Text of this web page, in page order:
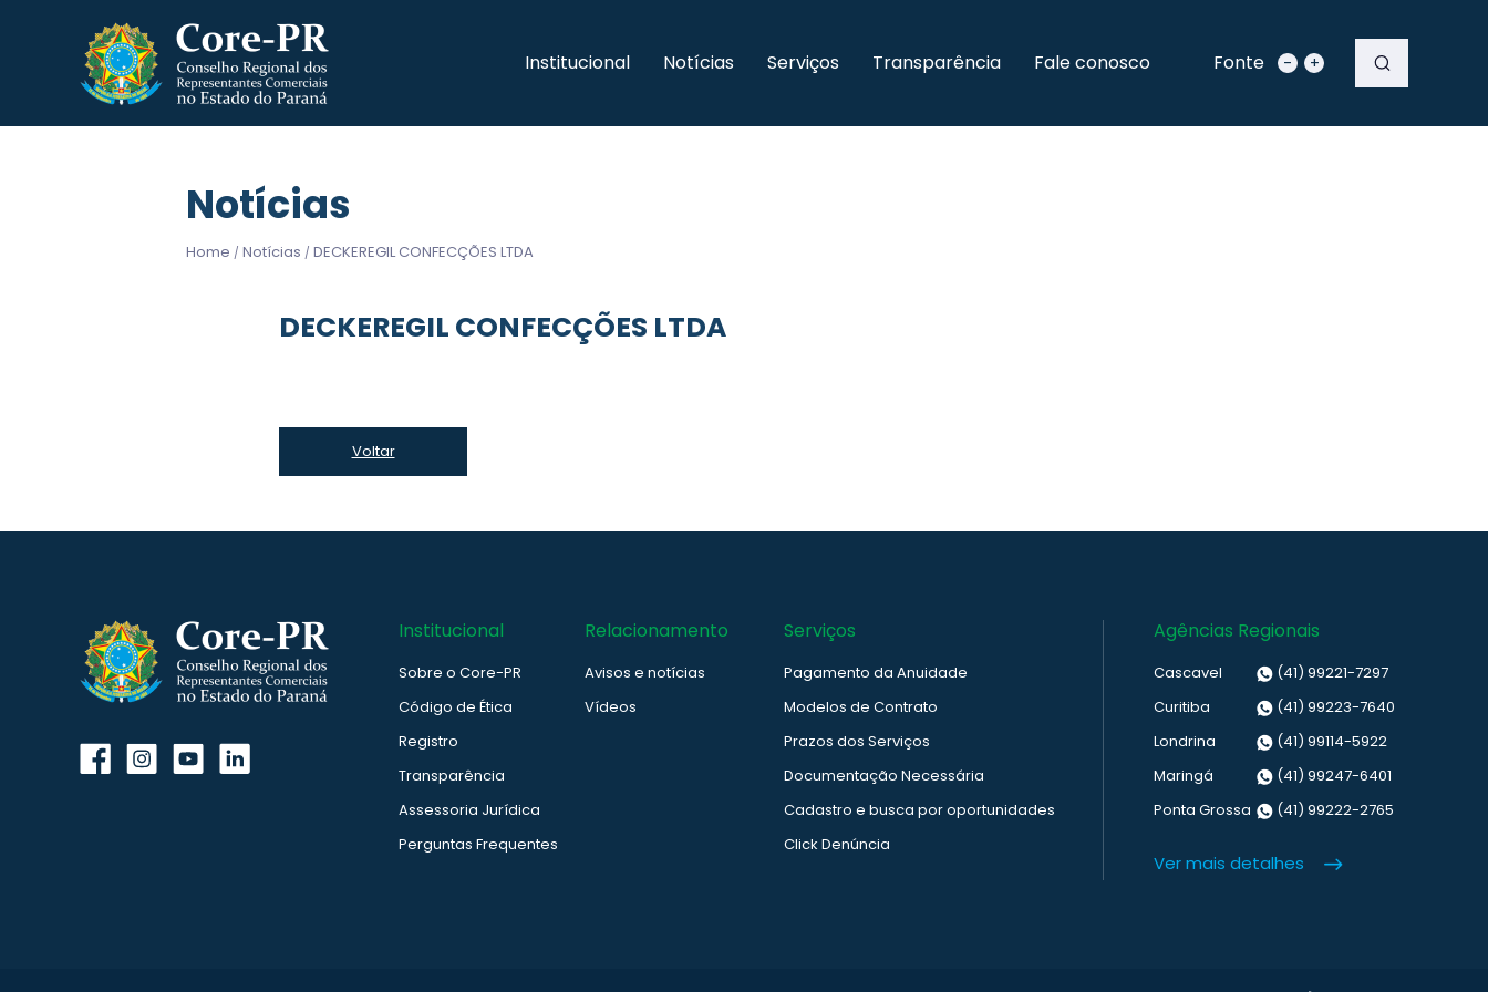
Institucional Notícias Serviços Transparência Fale conosco Fonte - +
Notícias
Home / Notícias / DECKEREGIL CONFECÇÕES LTDA
DECKEREGIL CONFECÇÕES LTDA
Voltar
Institucional
Sobre o Core-PR
Código de Ética
Registro
Transparência
Assessoria Jurídica
Perguntas Frequentes
Relacionamento
Avisos e notícias
Vídeos
Serviços
Pagamento da Anuidade
Modelos de Contrato
Prazos dos Serviços
Documentação Necessária
Cadastro e busca por oportunidades
Click Denúncia
Agências Regionais
Cascavel
(41) 99221-7297
Curitiba
(41) 99223-7640
Londrina
(41) 99114-5922
Maringá
(41) 99247-6401
Ponta Grossa
(41) 99222-2765
Ver mais detalhes